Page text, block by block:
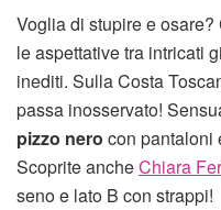
Voglia di stupire e
le aspettative tra intricati
inediti. Sulla Costa
passa inosservato!
pizzo nero con pantaloni
Scoprite ancheChiara
seno e lato B con strappi!